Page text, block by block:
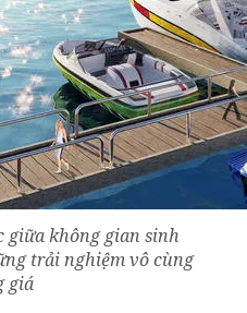
giữa không gian sinh
trải nghiệm vô cùng
giá